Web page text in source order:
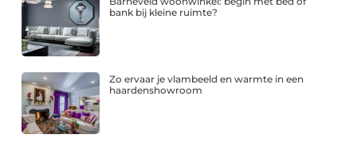
bank bij kleine ruimte?
Zo ervaar je vlambeeld en warmte in een
haardenshowroom